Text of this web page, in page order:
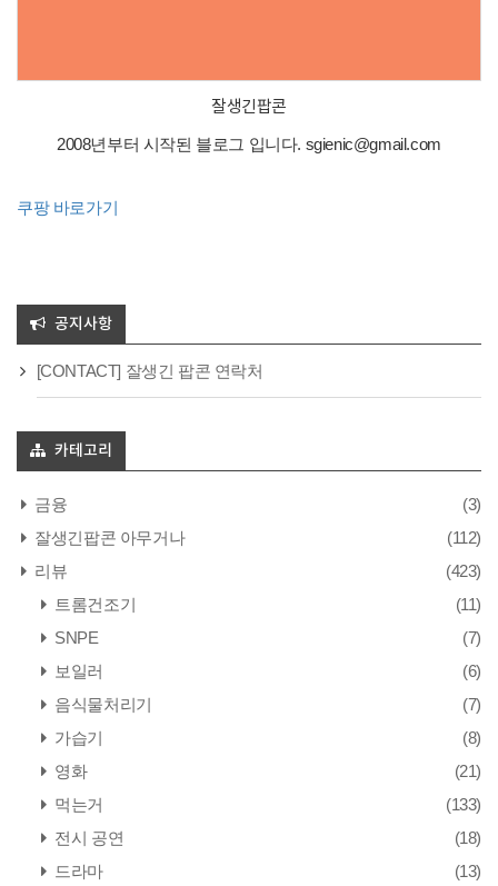
잘생긴팝콘
2008년부터 시작된 블로그 입니다. sgienic@gmail.com
쿠팡 바로가기
공지사항
[CONTACT] 잘생긴 팝콘 연락처
카테고리
금융
(3)
잘생긴팝콘 아무거나
(112)
리뷰
(423)
트롬건조기
(11)
SNPE
(7)
보일러
(6)
음식물처리기
(7)
가습기
(8)
영화
(21)
먹는거
(133)
전시 공연
(18)
드라마
(13)